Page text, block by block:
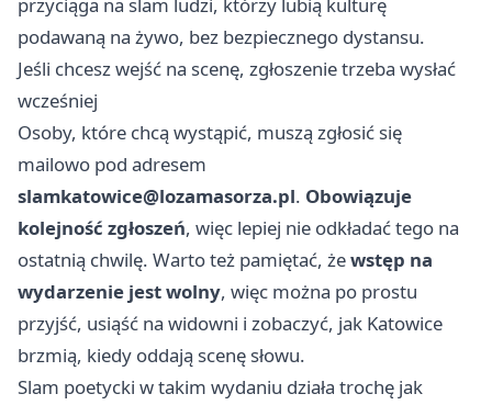
przyciąga na slam ludzi, którzy lubią kulturę
podawaną na żywo, bez bezpiecznego dystansu.
Jeśli chcesz wejść na scenę, zgłoszenie trzeba wysłać
wcześniej
Osoby, które chcą wystąpić, muszą zgłosić się
mailowo pod adresem
slamkatowice@lozamasorza.pl. Obowiązuje
kolejność zgłoszeń, więc lepiej nie odkładać tego na
ostatnią chwilę. Warto też pamiętać, żewstęp na
wydarzenie jest wolny, więc można po prostu
przyjść, usiąść na widowni i zobaczyć, jak Katowice
brzmią, kiedy oddają scenę słowu.
Slam poetycki w takim wydaniu działa trochę jak